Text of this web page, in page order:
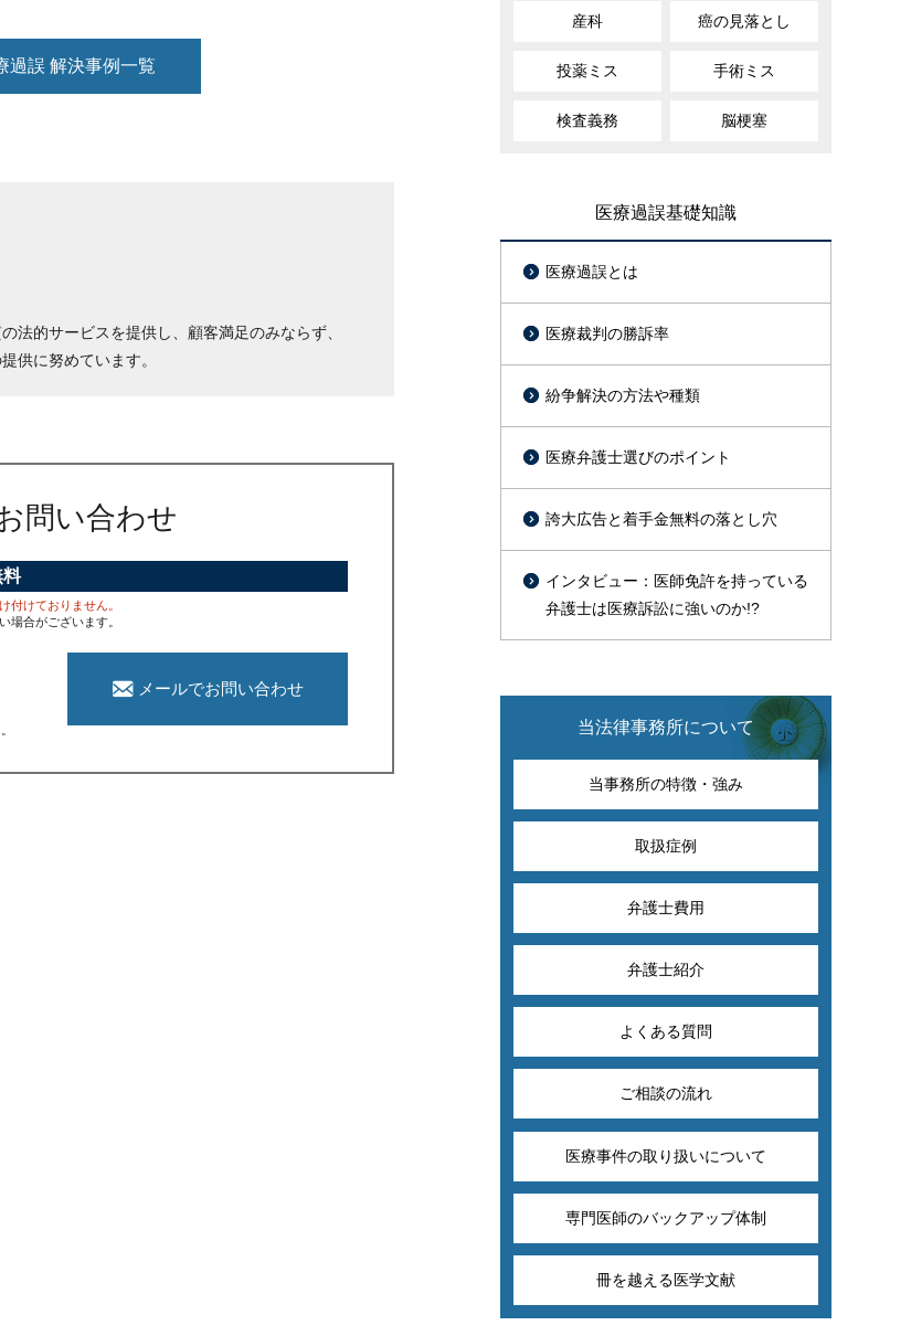
過誤 解決事例一覧
法的サービスを提供し、顧客満足のみならず、
供に努めています。
問い合わせ
料
付けておりません。
場合がございます。
メールでお問い合わせ
産科 癌の見落とし
投薬ミス 手術ミス
検査義務 脳梗塞
医療過誤基礎知識
医療過誤とは
医療裁判の勝訴率
紛争解決の方法や種類
医療弁護士選びのポイント
誇大広告と着手金無料の落とし穴
インタビュー：医師免許を持っている
弁護士は医療訴訟に強いのか!?
当法律事務所について
当事務所の特徴・強み
取扱症例
弁護士費用
弁護士紹介
よくある質問
ご相談の流れ
医療事件の取り扱いについて
専門医師のバックアップ体制
冊を越える医学文献